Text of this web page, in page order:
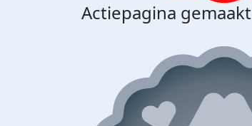
Actiepagina gemaakt